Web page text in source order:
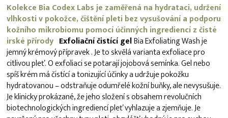
Kolekce Bia Codex Labs je zaměřená na hydrataci, udržení
vlhkosti v pokožce, čištění pleti bez vysušování a podporu
kožního mikrobiomu pomocí účinných ingrediencí z čisté
irské přírody Exfoliační čistící gelBia Exfoliating Wash je
jemný krémový přípravek . Je to skvělá varianta exfoliace pro
citlivou pleť. O exfoliaci se potarají jojobová semínka. Gel nebo
spíš krém má čistící a tonizující účinky a udržuje pokožku
hydratovanou – odstraňuje odumřelé kožní buňky, ale nevysušuje.
Je klinicky prokázané, že jeho složení s obsahem revolučních
biotechnologických ingrediencí pleť vyhlazuje a zjemňuje. Je